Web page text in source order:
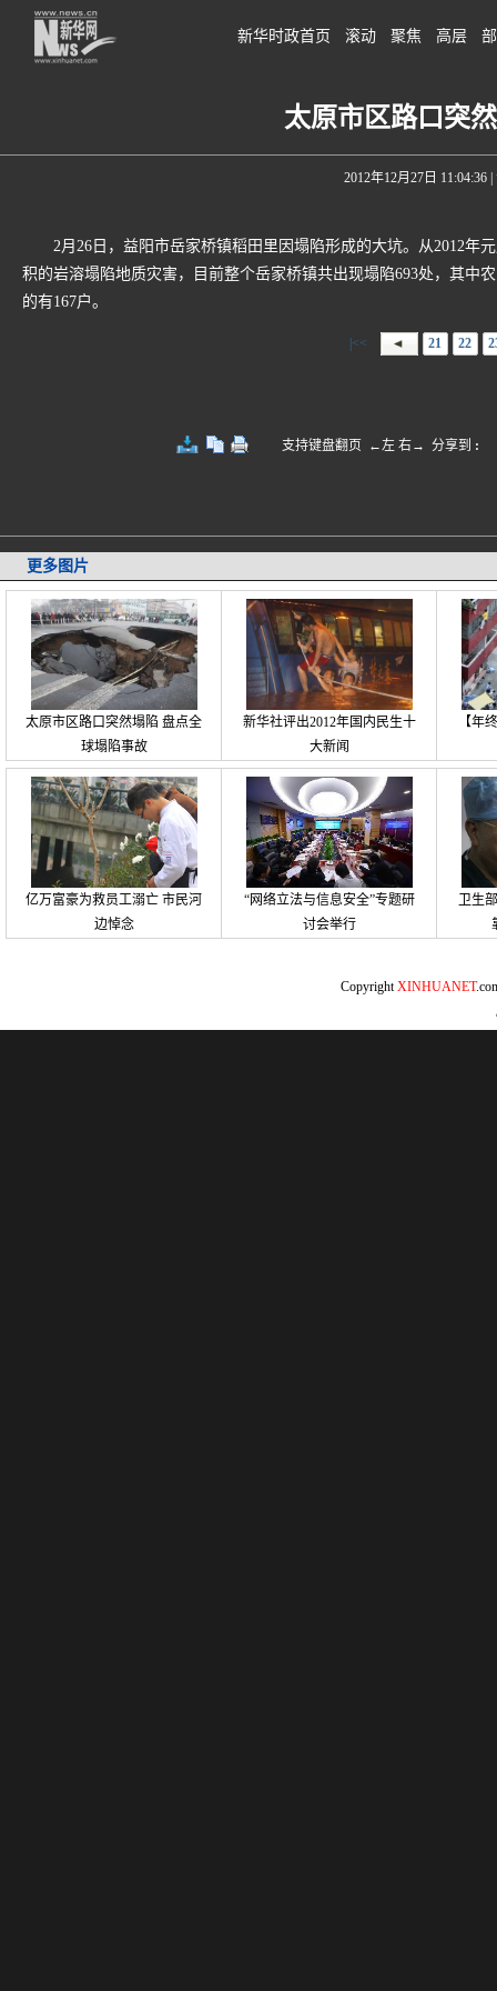
新华时政首页 滚动 聚焦 高层
太原市区路口突
2012年12月27日 11:04:36|
2月26日，益阳市岳家桥镇稻田里因塌陷形成的大坑。从2012年
积的岩溶塌陷地质灾害，目前整个岳家桥镇共出现塌陷693处，其中
的有167户。
|<< 21 22
支持键盘翻页 ←左 右→ 分享到 :
更多图片
太原市区路口突然塌陷 盘点全
球塌陷事故
新华社评出2012年国内民生十
大新闻
【年
亿万富豪为救员工溺亡 市民河
边悼念
“网络立法与信息安全”专题研
讨会举行
卫生
CopyrightXINHUANET